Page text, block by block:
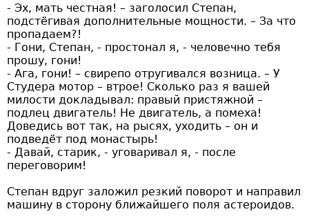
- Эх, мать честная! – заголосил Степан,
подстёгивая дополнительные мощности. – За что
пропадаем?!
- Гони, Степан, - простонал я, - человечно тебя
прошу, гони!
- Ага, гони! – свирепо отругивался возница. – У
Студера мотор – втрое! Сколько раз я вашей
милости докладывал: правый пристяжной –
подлец двигатель! Не двигатель, а помеха!
Доведись вот так, на рысях, уходить – он и
подведёт под монастырь!
- Давай, старик, - уговаривал я, - после
переговорим!
Степан вдруг заложил резкий поворот и направил
машину в сторону ближайшего поля астероидов.